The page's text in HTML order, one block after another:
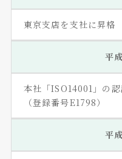
東京支店を支社に昇格
平
本社「ISO14001」の
（登録番号E1798）
平